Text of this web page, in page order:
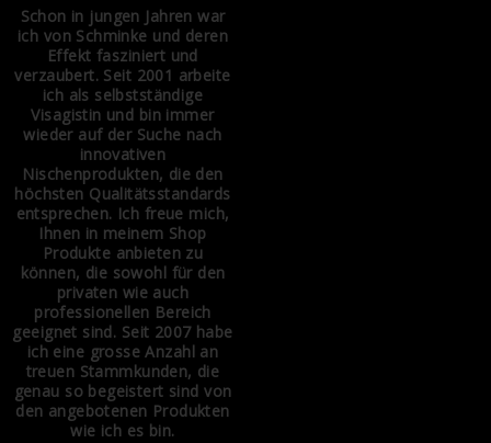
Schon in jungen Jahren war
ich von Schminke und deren
Effekt fasziniert und
verzaubert. Seit 2001 arbeite
ich als selbstständige
Visagistin und bin immer
wieder auf der Suche nach
innovativen
Nischenprodukten, die den
höchsten Qualitätsstandards
entsprechen. Ich freue mich,
Ihnen in meinem Shop
Produkte anbieten zu
können, die sowohl für den
privaten wie auch
professionellen Bereich
geeignet sind. Seit 2007 habe
ich eine grosse Anzahl an
treuen Stammkunden, die
genau so begeistert sind von
den angebotenen Produkten
wie ich es bin.